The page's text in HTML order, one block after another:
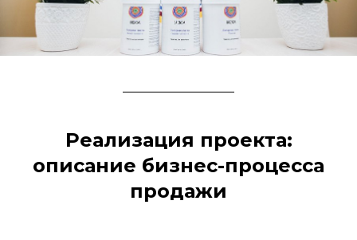
Реализация проекта:
описание бизнес-процесса
продажи